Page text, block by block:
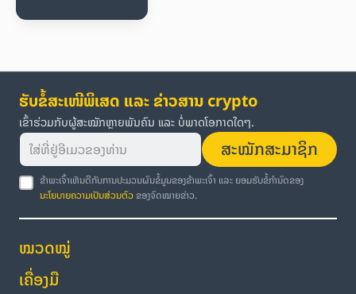
ຮັບຂໍ້ສະເໜີພິເສດ ແລະ ຂ່າວສານ crypto
ເຂົ້າຮ່ວມກັບຜູ້ສະໝັກຫຼາຍພັນຄົນ ແລະ ບໍ່ພາດໂອກາດໃດໆ.
ສະໝັກສະມາຊິກ
ຂ້າພະເຈົ້າເຫັນດີກັບການປະມວນຜົນຂໍ້ມູນຂອງຂ້າພະເຈົ້າ ແລະ ຍອມຮັບຂໍ້ກຳນົດຂອງ
ນະໂຍບາຍຄວາມເປັນສ່ວນຕົວ ຂອງຈົດໝາຍຂ່າວ.
ໝວດໝູ່
ເຄື່ອງມື